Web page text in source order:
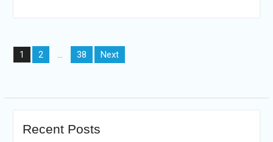
Posts
navigation
1 2 38 Next
Recent Posts